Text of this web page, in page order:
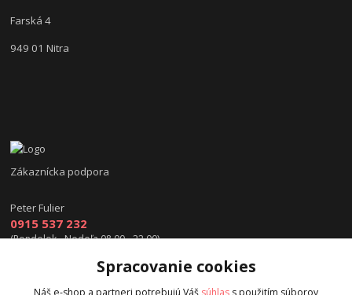
Farská 4
949 01 Nitra
Zákaznícka podpora
Peter Fulier
0915 537 232
(Pondelok - Nedeľa 08.00 - 22.00)
info@hokejexpert.sk
Spracovanie cookies
Náš e-shop a partneri potrebujú Váš súhlas s použitím súborov